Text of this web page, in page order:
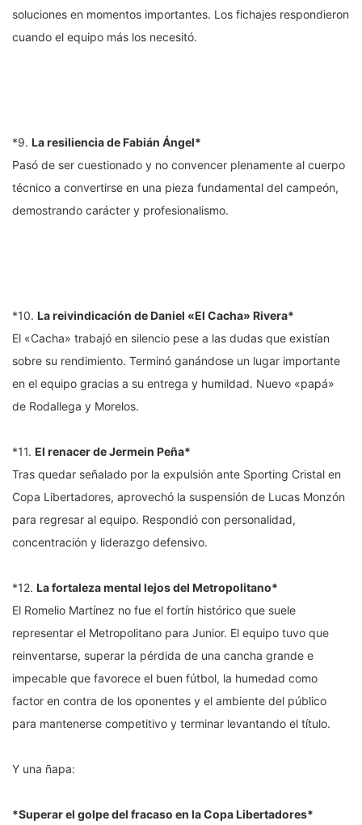
soluciones en momentos importantes. Los fichajes respondieron
cuando el equipo más los necesitó.
*9. La resiliencia de Fabián Ángel*
Pasó de ser cuestionado y no convencer plenamente al cuerpo
técnico a convertirse en una pieza fundamental del campeón,
demostrando carácter y profesionalismo.
*10. La reivindicación de Daniel «El Cacha» Rivera*
El «Cacha» trabajó en silencio pese a las dudas que existían
sobre su rendimiento. Terminó ganándose un lugar importante
en el equipo gracias a su entrega y humildad. Nuevo «papá»
de Rodallega y Morelos.
*11. El renacer de Jermein Peña*
Tras quedar señalado por la expulsión ante Sporting Cristal en
Copa Libertadores, aprovechó la suspensión de Lucas Monzón
para regresar al equipo. Respondió con personalidad,
concentración y liderazgo defensivo.
*12. La fortaleza mental lejos del Metropolitano*
El Romelio Martínez no fue el fortín histórico que suele
representar el Metropolitano para Junior. El equipo tuvo que
reinventarse, superar la pérdida de una cancha grande e
impecable que favorece el buen fútbol, la humedad como
factor en contra de los oponentes y el ambiente del público
para mantenerse competitivo y terminar levantando el título.
Y una ñapa:
*Superar el golpe del fracaso en la Copa Libertadores*